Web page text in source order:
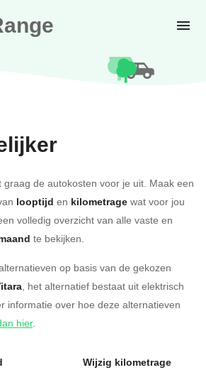
de autokosten voor je uit. Maak een
looptijd en kilometrage wat voor jou
volledig overzicht van alle vaste en
te bekijken.
op basis van de gekozen
, het alternatief bestaat uit elektrisch
informatie over hoe deze alternatieven
hier.
Wijzig kilometrage